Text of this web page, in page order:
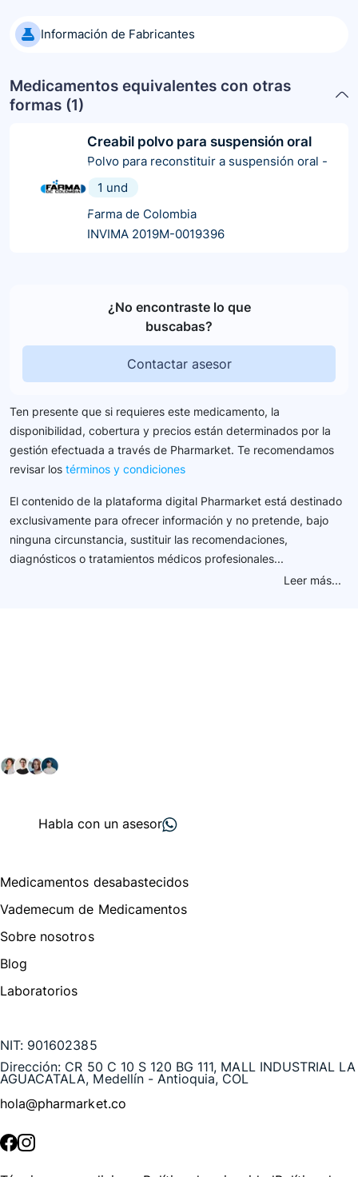
Información de Fabricantes
Medicamentos equivalentes con otras
formas (1)
Creabil polvo para suspensión oral
Polvo para reconstituir a suspensión oral -
1 und
Farma de Colombia
INVIMA 2019M-0019396
¿No encontraste lo que
buscabas?
Contactar asesor
Ten presente que si requieres este medicamento, la
disponibilidad, cobertura y precios están determinados por la
gestión efectuada a través de Pharmarket. Te recomendamos
revisar los términos y condiciones
El contenido de la plataforma digital Pharmarket está destinado
exclusivamente para ofrecer información y no pretende, bajo
ninguna circunstancia, sustituir las recomendaciones,
diagnósticos o tratamientos médicos profesionales...
Leer más...
Habla con un asesor
Medicamentos desabastecidos
Vademecum de Medicamentos
Sobre nosotros
Blog
Laboratorios
NIT: 901602385
Dirección: CR 50 C 10 S 120 BG 111, MALL INDUSTRIAL LA
AGUACATALA, Medellín - Antioquia, COL
hola@pharmarket.co